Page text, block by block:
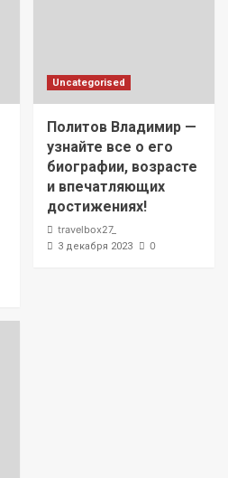
Uncategorised
Политов Владимир —
узнайте все о его
биографии, возрасте
и впечатляющих
достижениях!
travelbox27_
3 декабря 2023 0